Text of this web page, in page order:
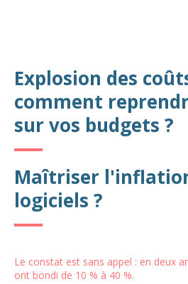
Explosion des
comment
sur vos budgets ?
Maîtriser
logiciels ?
Le constat est sans appel : en deux
ont bondi de 10 % à 40 %.